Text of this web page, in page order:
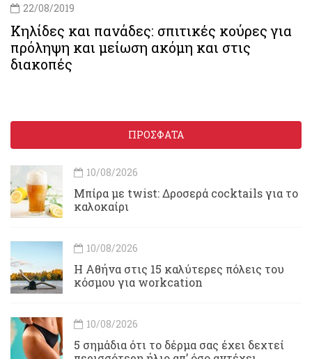
22/08/2019
Κηλίδες και πανάδες: σπιτικές κούρες για
πρόληψη και μείωση ακόμη και στις
διακοπές
ΠΡΟΣΦΑΤΑ
10/08/2026
Μπίρα με twist: Δροσερά cocktails για το
καλοκαίρι
10/08/2026
Η Αθήνα στις 15 καλύτερες πόλεις του
κόσμου για workcation
10/08/2026
5 σημάδια ότι το δέρμα σας έχει δεχτεί